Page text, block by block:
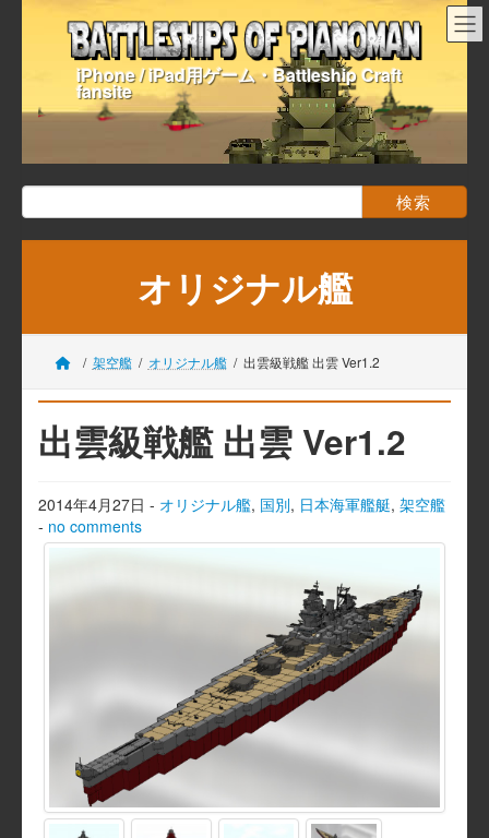
へ
キ
ッ
ョ
に
移
iPhone / iPad用ゲーム・Battleship Craft
fansite
検
索:
オリジナル艦
架空艦 オリジナル艦 出雲級戦艦 出雲 Ver1.2
出雲級戦艦 出雲 Ver1.2
2014年4月27日 - オリジナル艦, 国別, 日本海軍艦艇, 架空艦
- no comments